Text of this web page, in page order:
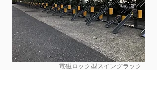
電磁ロック型スイングラック